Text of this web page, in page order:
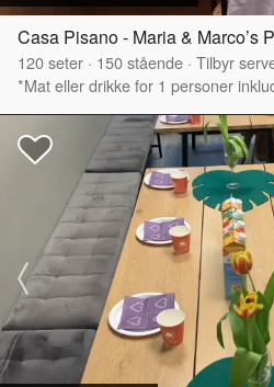
Casa Pisano - Maria & Marco’s
120seter · 150stående · Tilbyr
*Mat eller drikke for 1 personer